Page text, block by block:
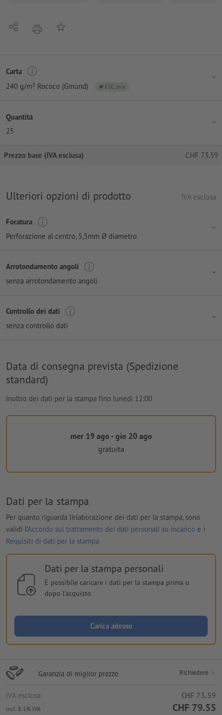
Condividistamparealla lista preferiti
Carta
240 g/m² Rococo (Gmund)
FSC mix
Quantità
25
Prezzo base (IVA esclusa) CHF 73.59
Ulteriori opzioni di prodotto IVA esclusa
Foratura
Perforazione al centro, 5,5mm Ø diametro
Arrotondamento angoli
senza arrotondamento angoli
Controllo dei dati
senza controllo dati
Data di consegna prevista (Spedizione
standard)
Inoltro dei dati per la stampa fino lunedì 12:00
mer 19 ago - gio 20 ago
gratuita
Dati per la stampa
Per quanto riguarda l'elaborazione dei dati per la stampa, sono
validi l'Accordo sul trattamento dei dati personali su incarico e i
Requisiti di dati per la stampa
Dati per la stampa personali
È possibile caricare i dati per la stampa prima o
dopo l'acquisto.
Carica adesso
Garanzia di miglior prezzo Richiedere
IVA esclusa CHF 73.59
incl. 8.1% IVA CHF 79.55